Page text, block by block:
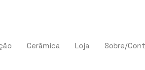
Cerâmica Loja Sobre/